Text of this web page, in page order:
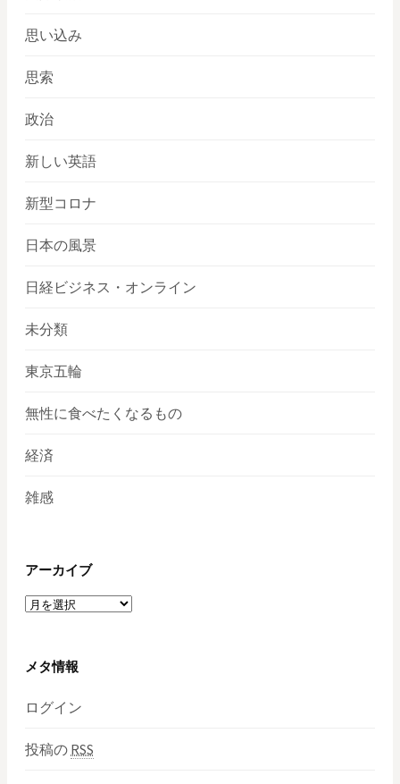
思い込み
思索
政治
新しい英語
新型コロナ
日本の風景
日経ビジネス・オンライン
未分類
東京五輪
無性に食べたくなるもの
経済
雑感
アーカイブ
ア
イ
メタ情報
ログイン
投稿の RSS